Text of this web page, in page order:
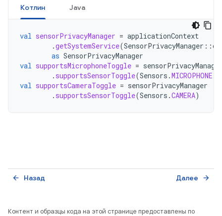
Котлин Java
val sensorPrivacyManager = applicationContext
.getSystemService(SensorPrivacyManager ::
as SensorPrivacyManager
val supportsMicrophoneToggle =
. supportsSensorToggle(Sensors .MICROPHONE
val supportsCameraToggle = sensorPrivacyManager
. supportsSensorToggle(Sensors .CAMERA)
Назад
arrow_back Далее arrow_forward
Контент и образцы кода на этой странице предоставлены по